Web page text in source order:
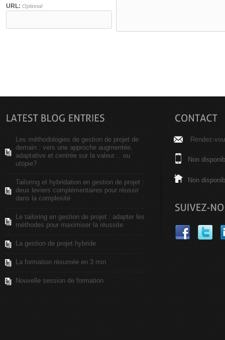
URL: Optional
Les méthodologies de gestion de projet de
demain : vers une approche augmentée,
adaptative et centrée sur la valeur… ou
utopie?
Tailoring et hybridation en gestion de projet :
deux leviers complémentaires pour réussir
dans la complexité
Le tailoring en gestion de projet : adapter les
méthodes pour maximiser la réussite
La gestion de projet hybride
La formation résumée en 3 min
Nouvelle session de formation
Rendez-
Non
Non